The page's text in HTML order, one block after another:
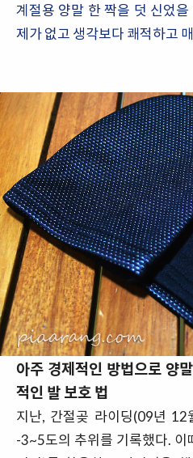
계절용 양말 한 짝을 덧 신었
제가 없고 생각보다 쾌적하고
아주 경제적인 방법으로 양
적인 발 보호 법
지난, 간절곶 라이딩(09년
-3~5도의 추위를 기록했다. 이